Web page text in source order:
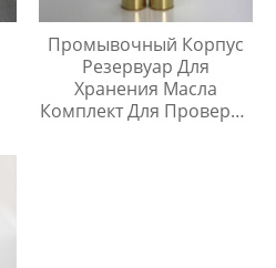
Промывочный Корпус
Резервуар Для
Хранения Масла
Комплект Для Проверки